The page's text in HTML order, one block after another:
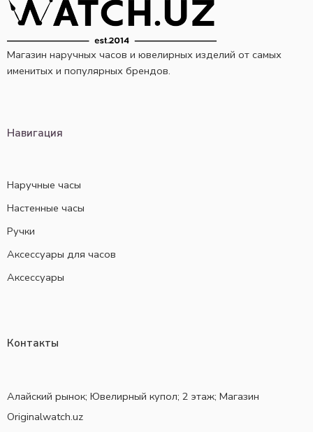
Магазин наручных часов и ювелирных изделий от самых
именитых и популярных брендов.
Навигация
Наручные часы
Настенные часы
Ручки
Аксессуары для часов
Аксессуары
Контакты
Алайский рынок; Ювелирный купол; 2 этаж; Магазин
Originalwatch.uz